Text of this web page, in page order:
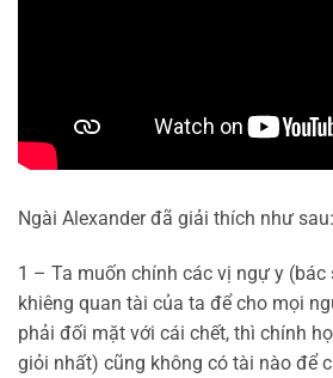
Ngài Alexander đã giải thích như sau:
1 – Ta muốn chính các vị ngự y
khiêng quan tài của ta để cho mọi
phải đối mặt với cái chết, thì chính
giỏi nhất) cũng không có tài nào để